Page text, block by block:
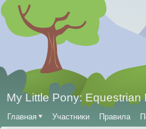
My Little Pony: Equestrian
Главная ♥ Участники Правила